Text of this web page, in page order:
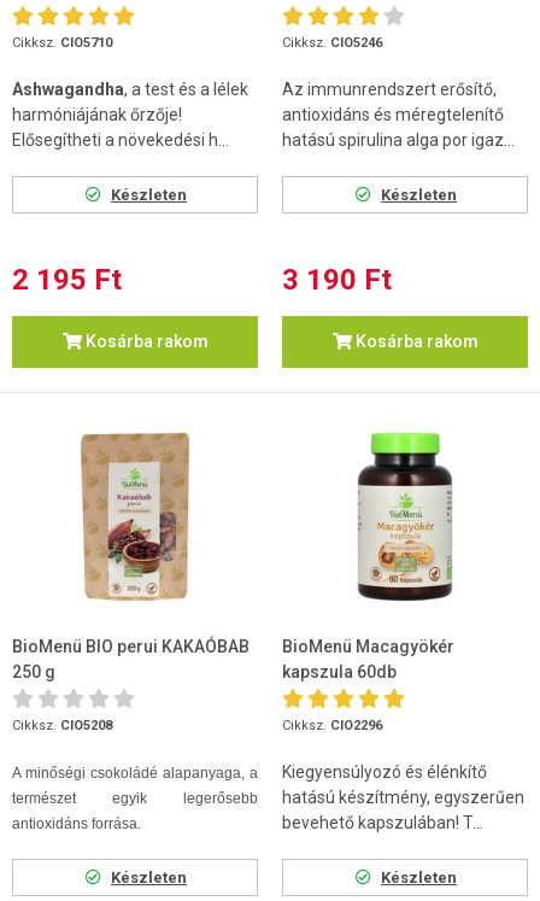
Cikksz. CIO5710
Ashwagandha, a test és a lélek
harmóniájának őrzője!
Elősegítheti a növekedési h...
Készleten
2 195 Ft
Kosárba rakom
Cikksz. CIO5246
Az immunrendszert erősítő,
antioxidáns és méregtelenítő
hatású spirulina alga por igaz...
Készleten
3 190 Ft
Kosárba rakom
BioMenü BIO perui KAKAÓBAB
250 g
Cikksz. CIO5208
A minőségi csokoládé alapanyaga, a
természet egyik legerősebb
antioxidáns forrása.
Készleten
BioMenü Macagyökér
kapszula 60db
Cikksz. CIO2296
Kiegyensúlyozó és élénkítő
hatású készítmény, egyszerűen
bevehető kapszulában! T...
Készleten